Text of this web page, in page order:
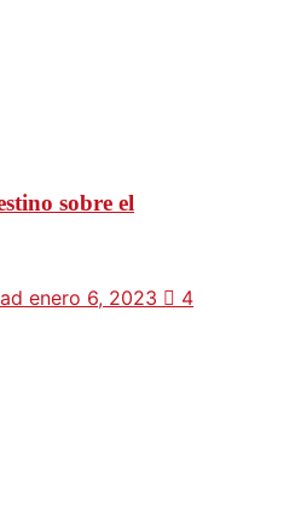
sobre el
enero 6, 2023 4